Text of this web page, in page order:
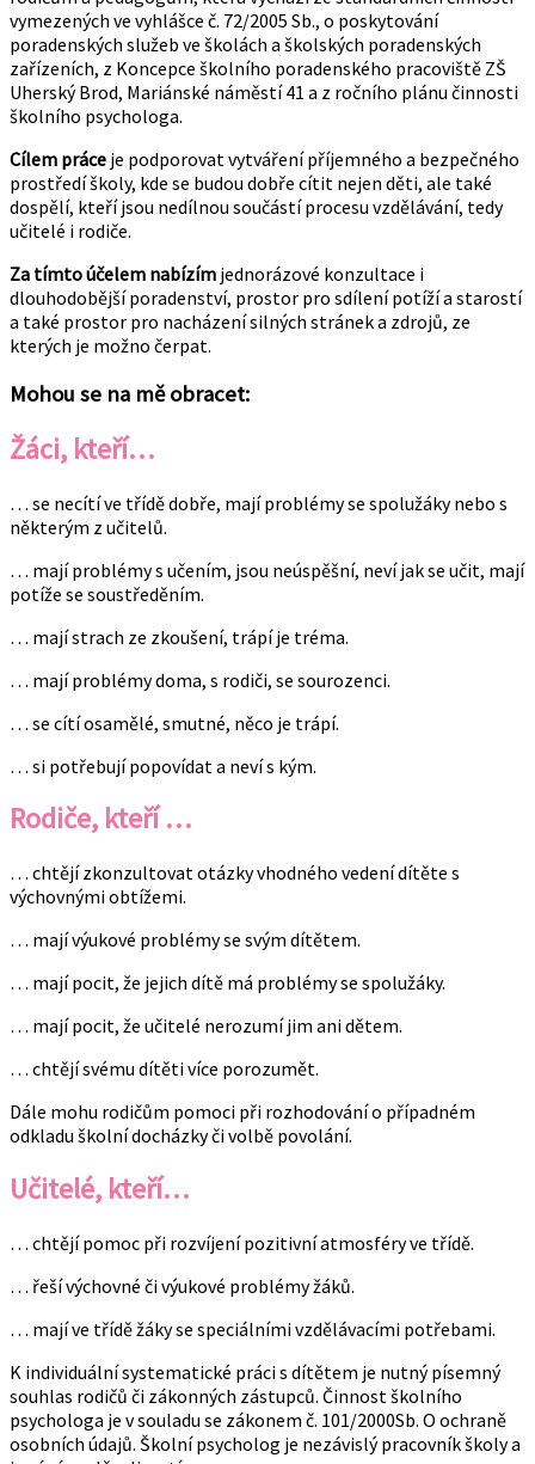
vymezených ve vyhlášce č. 72/2005 Sb., o poskytování
poradenských služeb ve školách a školských poradenských
zařízeních, z Koncepce školního poradenského pracoviště ZŠ
Uherský Brod, Mariánské náměstí 41 a z ročního plánu činnosti
školního psychologa.
Cílem práce je podporovat vytváření příjemného a bezpečného
prostředí školy, kde se budou dobře cítit nejen děti, ale také
dospělí, kteří jsou nedílnou součástí procesu vzdělávání, tedy
učitelé i rodiče.
Za tímto účelem nabízím jednorázové konzultace i
dlouhodobější poradenství, prostor pro sdílení potíží a starostí
a také prostor pro nacházení silných stránek a zdrojů, ze
kterých je možno čerpat.
Mohou se na mě obracet:
Žáci, kteří…
… se necítí ve třídě dobře, mají problémy se spolužáky nebo s
některým z učitelů.
… mají problémy s učením, jsou neúspěšní, neví jak se učit, mají
potíže se soustředěním.
… mají strach ze zkoušení, trápí je tréma.
… mají problémy doma, s rodiči, se sourozenci.
… se cítí osamělé, smutné, něco je trápí.
… si potřebují popovídat a neví s kým.
Rodiče, kteří …
… chtějí zkonzultovat otázky vhodného vedení dítěte s
výchovnými obtížemi.
… mají výukové problémy se svým dítětem.
… mají pocit, že jejich dítě má problémy se spolužáky.
… mají pocit, že učitelé nerozumí jim ani dětem.
… chtějí svému dítěti více porozumět.
Dále mohu rodičům pomoci při rozhodování o případném
odkladu školní docházky či volbě povolání.
Učitelé, kteří…
… chtějí pomoc při rozvíjení pozitivní atmosféry ve třídě.
… řeší výchovné či výukové problémy žáků.
… mají ve třídě žáky se speciálními vzdělávacími potřebami.
K individuální systematické práci s dítětem je nutný písemný
souhlas rodičů či zákonných zástupců. Činnost školního
psychologa je v souladu se zákonem č. 101/2000Sb. O ochraně
osobních údajů. Školní psycholog je nezávislý pracovník školy a